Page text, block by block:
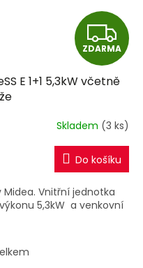
Z
D
A
R
M
A
ZDARMA
E 1+1 5,3kW včetně
Skladem (3 ks)
Do košíku
Vnitřní jednotka
výkonu 5,3kW a venkovní